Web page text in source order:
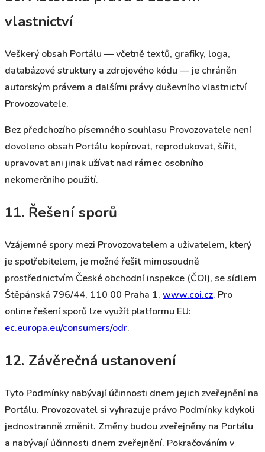
vlastnictví
Veškerý obsah Portálu — včetně textů, grafiky, loga,
databázové struktury a zdrojového kódu — je chráněn
autorským právem a dalšími právy duševního vlastnictví
Provozovatele.
Bez předchozího písemného souhlasu Provozovatele není
dovoleno obsah Portálu kopírovat, reprodukovat, šířit,
upravovat ani jinak užívat nad rámec osobního
nekomerčního použití.
11. Řešení sporů
Vzájemné spory mezi Provozovatelem a uživatelem, který
je spotřebitelem, je možné řešit mimosoudně
prostřednictvím České obchodní inspekce (ČOI), se sídlem
Štěpánská 796/44, 110 00 Praha 1, www.coi.cz. Pro
online řešení sporů lze využít platformu EU:
ec.europa.eu/consumers/odr.
12. Závěrečná ustanovení
Tyto Podmínky nabývají účinnosti dnem jejich zveřejnění na
Portálu. Provozovatel si vyhrazuje právo Podmínky kdykoli
jednostranně změnit. Změny budou zveřejněny na Portálu
a nabývají účinnosti dnem zveřejnění. Pokračováním v